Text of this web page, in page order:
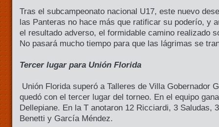
Tras el subcampeonato nacional U17, este nuevo
las Panteras no hace más que ratificar su poderío, y
el resultado adverso, el formidable camino realizado
No pasará mucho tiempo para que las lágrimas se
Tercer lugar para Unión Florida
Unión Florida superó a Talleres de Villa Gobernador
quedó con el tercer lugar del torneo. En el equipo
Dellepiane. En la T anotaron 12 Ricciardi, 3 Saludas,
Benetti y García Méndez.